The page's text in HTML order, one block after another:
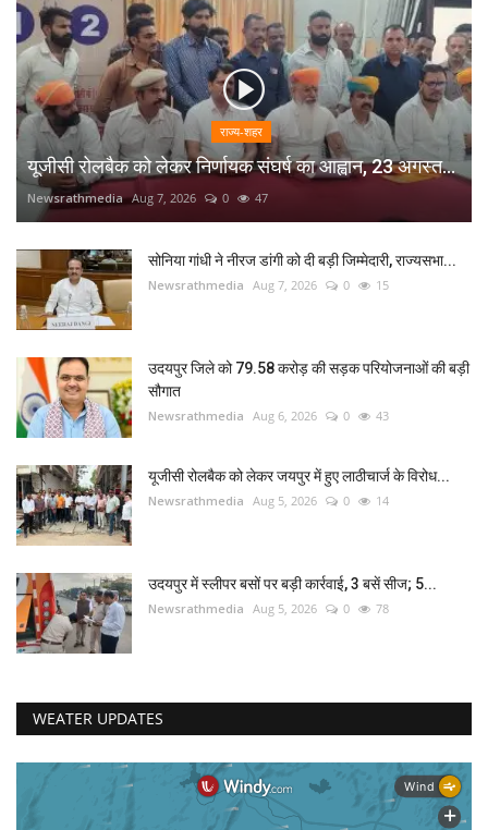
राज्य-शहर
यूजीसी रोलबैक को लेकर निर्णायक संघर्ष का आह्वान, 23 अगस्त...
Newsrathmedia Aug 7, 2026 0 47
सोनिया गांधी ने नीरज डांगी को दी बड़ी जिम्मेदारी, राज्यसभा...
Newsrathmedia Aug 7, 2026 0 15
उदयपुर जिले को 79.58 करोड़ की सड़क परियोजनाओं की बड़ी
सौगात
Newsrathmedia Aug 6, 2026 0 43
यूजीसी रोलबैक को लेकर जयपुर में हुए लाठीचार्ज के विरोध...
Newsrathmedia Aug 5, 2026 0 14
उदयपुर में स्लीपर बसों पर बड़ी कार्रवाई, 3 बसें सीज; 5...
Newsrathmedia Aug 5, 2026 0 78
WEATER UPDATES